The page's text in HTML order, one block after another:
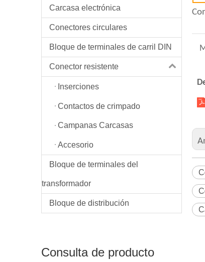
Carcasa electrónica
Conectores circulares
Bloque de terminales de carril DIN
Conector resistente
Inserciones
Contactos de crimpado
Campanas Carcasas
Accesorio
Bloque de terminales del
transformador
Bloque de distribución
Consulta de producto